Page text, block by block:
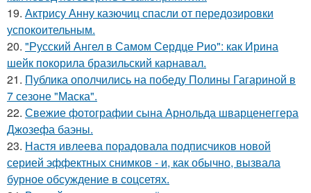
19. Актрису Анну казючиц спасли от передозировки
успокоительным.
20. "Русский Ангел в Самом Сердце Рио": как Ирина
шейк покорила бразильский карнавал.
21. Публика ополчились на победу Полины Гагариной в
7 сезоне "Маска".
22. Свежие фотографии сына Арнольда шварценеггера
Джозефа баэны.
23. Настя ивлеева порадовала подписчиков новой
серией эффектных снимков - и, как обычно, вызвала
бурное обсуждение в соцсетях.